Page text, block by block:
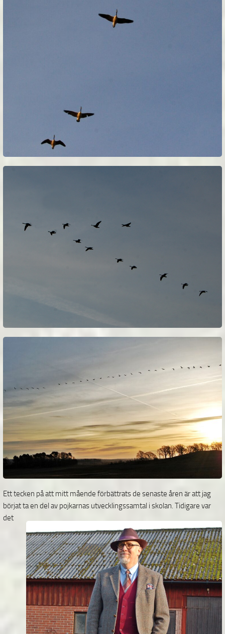
Ett tecken på att mitt mående förbättrats de senaste åren är att jag
börjat ta en del av pojkarnas utvecklingssamtal i skolan. Tidigare var
det